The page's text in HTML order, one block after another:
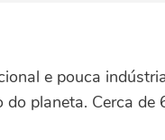
e pouca
planeta. Cerca de